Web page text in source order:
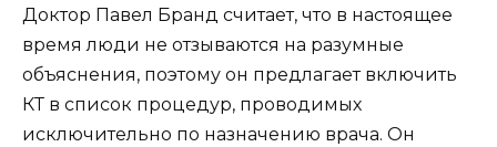
Доктор Павел Бранд считает, что в настоящее
время люди не отзываются на разумные
объяснения, поэтому он предлагает включить
КТ в список процедур, проводимых
исключительно по назначению врача. Он